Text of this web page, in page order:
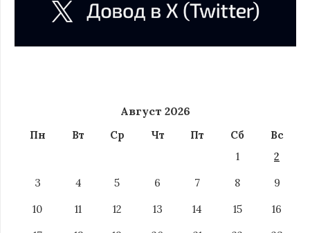
Август 2026
Пн Вт Ср Чт Пт Сб
Вс
1
2
3
4 5 6 7 8
9
10
11 12 13 14 15
16